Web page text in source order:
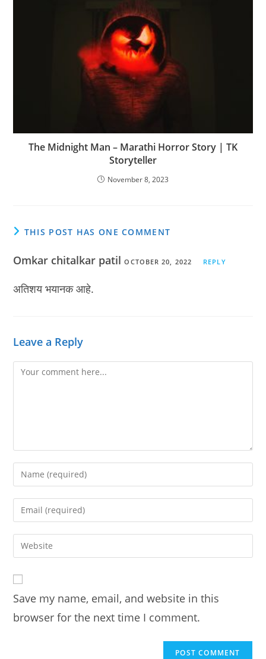
The Midnight Man – Marathi Horror Story | TK
Storyteller
November 8, 2023
THIS POST HAS ONE COMMENT
Omkar chitalkar patilOCTOBER 20, 2022 REPLY
अतिशय भयानक आहे.
Leave a Reply
Comment
Enter
your
name
comment
Enter
your
email
address
Enter
your
URL
(optional)
Save my name, email, and website in this
browser for the next time I comment.